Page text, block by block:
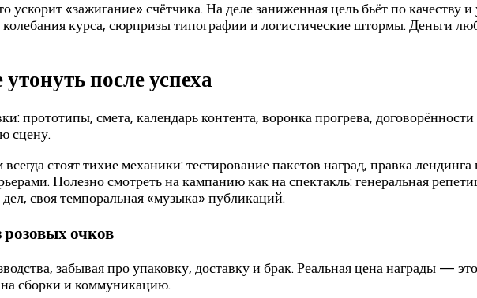
«зажигание» счётчика. На деле заниженная цель бьёт по качеству и
курса, сюрпризы типографии и логистические штормы. Деньги
после успеха
прототипы, смета, календарь контента, воронка прогрева,
сцену.
стоят тихие механики: тестирование пакетов наград, правка
Полезно смотреть на кампанию как на спектакль: генеральная
своя темпоральная «музыка» публикаций.
очков
забывая про упаковку, доставку и брак. Реальная цена награды —
сборки и коммуникацию.